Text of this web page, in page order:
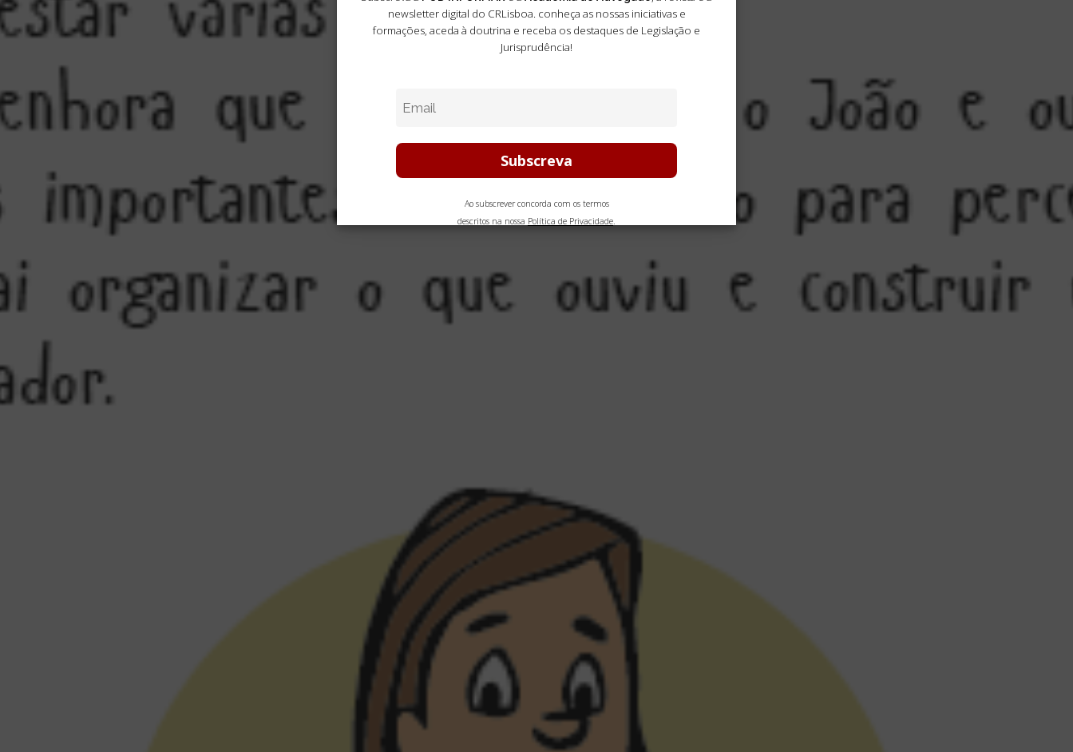
newsletter digital do CRLisboa. conheça as nossas iniciativas e
formações , aceda à doutrina e receba os destaques de Legislação e
Jurisprudência!
Ao subscrever concorda com os termos
descritos na nossa Política de Privacidade.